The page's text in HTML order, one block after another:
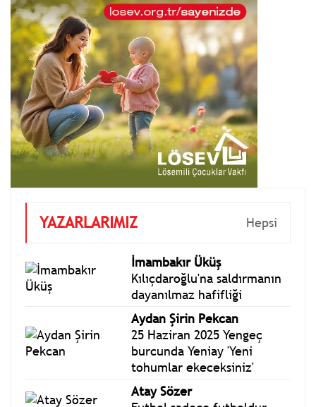
İmambakır Üküş
Kılıçdaroğlu'na saldırmanın
dayanılmaz hafifliği
Aydan Şirin Pekcan
25 Haziran 2025 Yengeç
burcunda Yeniay 'Yeni
tohumlar ekeceksiniz'